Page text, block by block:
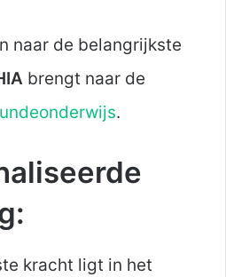
naar de belangrijkste
brengt naar de
.
kracht ligt in het